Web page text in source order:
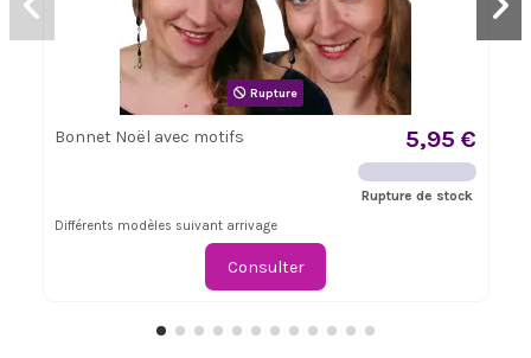
Rupture
Bonnet Noël avec motifs 5,95 €
Rupture de stock
Différents modèles suivant arrivage
Consulter